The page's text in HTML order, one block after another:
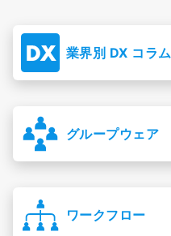
業界別 DX コラム
グループウェア
ワークフロー